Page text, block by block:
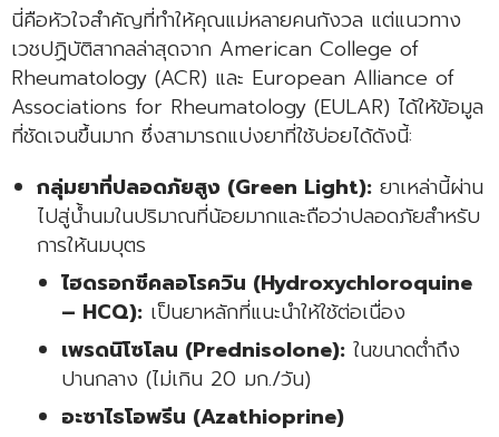
นี่คือหัวใจสำคัญที่ทำให้คุณแม่หลายคนกังวล แต่แนวทาง
เวชปฏิบัติสากลล่าสุดจาก American College of
Rheumatology (ACR) และ European Alliance of
Associations for Rheumatology (EULAR) ได้ให้ข้อมูล
ที่ชัดเจนขึ้นมาก ซึ่งสามารถแบ่งยาที่ใช้บ่อยได้ดังนี้:
กลุ่มยาที่ปลอดภัยสูง (Green Light):ยาเหล่านี้ผ่าน
ไปสู่น้ำนมในปริมาณที่น้อยมากและถือว่าปลอดภัยสำหรับ
การให้นมบุตร
ไฮดรอกซีคลอโรควิน (Hydroxychloroquine
– HCQ): เป็นยาหลักที่แนะนำให้ใช้ต่อเนื่อง
เพรดนิโซโลน (Prednisolone): ในขนาดต่ำถึง
ปานกลาง (ไม่เกิน 20 มก./วัน)
อะซาไธโอพรีน (Azathioprine)